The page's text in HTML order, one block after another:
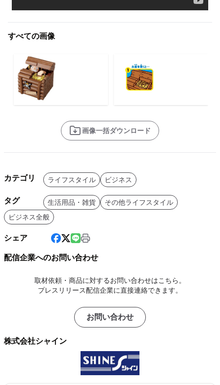
すべての画像
画像一括ダウンロード
カテゴリ ライフスタイル ビジネス
タグ 生活用品・雑貨
その他ライフスタイル
ビジネス全般
シェア
配信企業へのお問い合わせ
取材依頼・商品に対するお問い合わせはこちら。
プレスリリース配信企業に直接連絡できます。
お問い合わせ
株式会社シャイン